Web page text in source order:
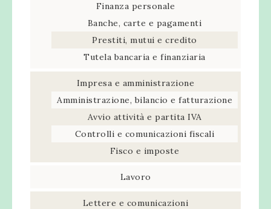
Finanza personale
Banche, carte e pagamenti
Prestiti, mutui e credito
Tutela bancaria e finanziaria
Impresa e amministrazione
Amministrazione, bilancio e fatturazione
Avvio attività e partita IVA
Controlli e comunicazioni fiscali
Fisco e imposte
Lavoro
Lettere e comunicazioni